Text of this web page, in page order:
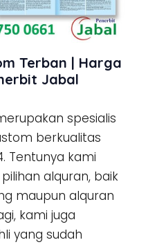
Terban | Harga
Jabal
spesialis
berkualitas
Tentunya kami
alquran, baik
maupun alquran
kami juga
yang sudah